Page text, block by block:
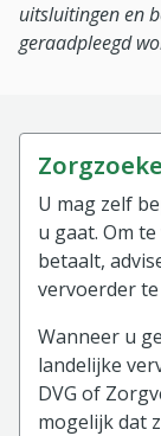
uitsluitingen en
geraadpleegd
U mag zelf
u gaat. Om
betaalt,
vervoerder te
Wanneer u
landelijke
DVG of
mogelijk dat